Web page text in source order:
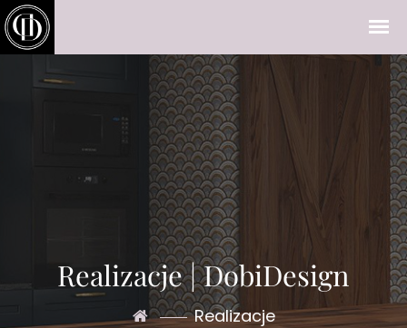
Realizacje | DobiDesign
Realizacje